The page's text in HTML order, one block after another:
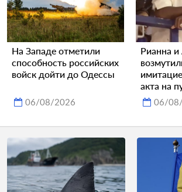
На Западе отметили
способность российских
войск дойти до Одессы
06/08/2026
Рианна и
акта на
06/